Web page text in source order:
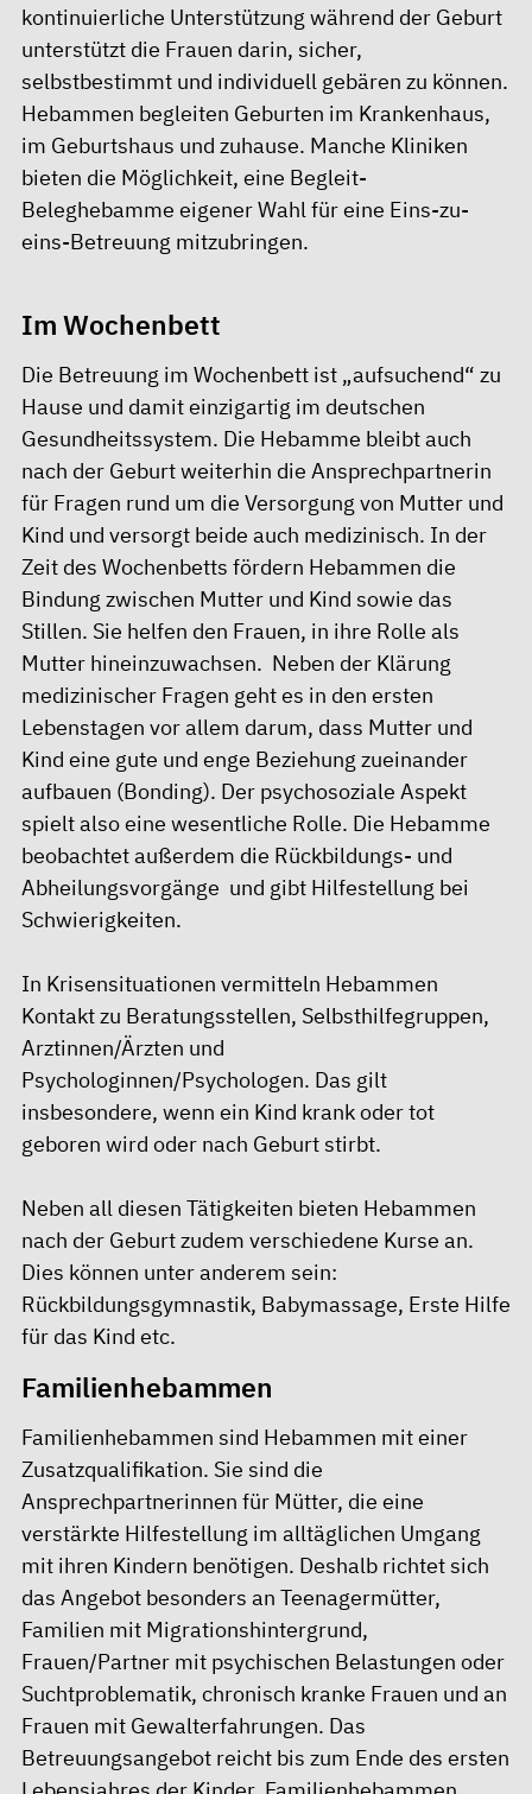
kontinuierliche Unterstützung während der Geburt
unterstützt die Frauen darin, sicher,
selbstbestimmt und individuell gebären zu können.
Hebammen begleiten Geburten im Krankenhaus,
im Geburtshaus und zuhause. Manche Kliniken
bieten die Möglichkeit, eine Begleit-
Beleghebamme eigener Wahl für eine Eins-zu-
eins-Betreuung mitzubringen.
Im Wochenbett
Die Betreuung im Wochenbett ist „aufsuchend“ zu
Hause und damit einzigartig im deutschen
Gesundheitssystem. Die Hebamme bleibt auch
nach der Geburt weiterhin die Ansprechpartnerin
für Fragen rund um die Versorgung von Mutter und
Kind und versorgt beide auch medizinisch. In der
Zeit des Wochenbetts fördern Hebammen die
Bindung zwischen Mutter und Kind sowie das
Stillen. Sie helfen den Frauen, in ihre Rolle als
Mutter hineinzuwachsen. Neben der Klärung
medizinischer Fragen geht es in den ersten
Lebenstagen vor allem darum, dass Mutter und
Kind eine gute und enge Beziehung zueinander
aufbauen (Bonding). Der psychosoziale Aspekt
spielt also eine wesentliche Rolle. Die Hebamme
beobachtet außerdem die Rückbildungs- und
Abheilungsvorgänge und gibt Hilfestellung bei
Schwierigkeiten.
In Krisensituationen vermitteln Hebammen
Kontakt zu Beratungsstellen, Selbsthilfegruppen,
Arztinnen/Ärzten und
Psychologinnen/Psychologen. Das gilt
insbesondere, wenn ein Kind krank oder tot
geboren wird oder nach Geburt stirbt.
Neben all diesen Tätigkeiten bieten Hebammen
nach der Geburt zudem verschiedene Kurse an.
Dies können unter anderem sein:
Rückbildungsgymnastik, Babymassage, Erste Hilfe
für das Kind etc.
Familienhebammen
Familienhebammen sind Hebammen mit einer
Zusatzqualifikation. Sie sind die
Ansprechpartnerinnen für Mütter, die eine
verstärkte Hilfestellung im alltäglichen Umgang
mit ihren Kindern benötigen. Deshalb richtet sich
das Angebot besonders an Teenagermütter,
Familien mit Migrationshintergrund,
Frauen/Partner mit psychischen Belastungen oder
Suchtproblematik, chronisch kranke Frauen und an
Frauen mit Gewalterfahrungen. Das
Betreuungsangebot reicht bis zum Ende des ersten